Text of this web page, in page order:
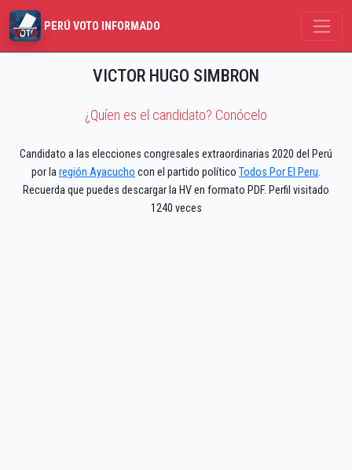
PERÚ VOTO INFORMADO
VICTOR HUGO SIMBRON
¿Quíen es el candidato? Conócelo
Candidato a las elecciones congresales extraordinarias 2020 del Perú
por laregión Ayacucho con el partido político Todos Por El Peru.
Recuerda que puedes descargar la HV en formato PDF. Perfil visitado
1240 veces